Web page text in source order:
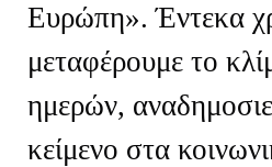
Ευρώπη». Έντεκα
μεταφέρουμε το
ημερών,
κείμενο στα